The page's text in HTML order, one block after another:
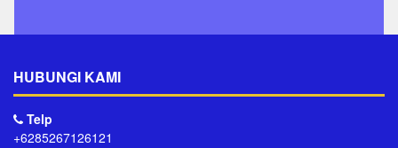
HUBUNGI KAMI
Telp
+6285267126121